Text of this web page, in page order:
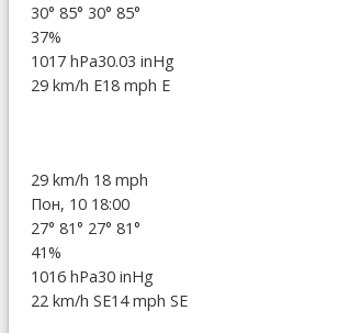
30° 85° 30° 85°
37%
1017 hPa30.03 inHg
29 km/h E18 mph E
29 km/h 18 mph
Пон, 10 18:00
27° 81° 27° 81°
41%
1016 hPa30 inHg
22 km/h SE14 mph SE